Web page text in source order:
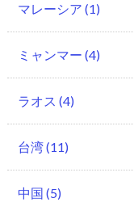
マレーシア (1)
ミャンマー (4)
ラオス (4)
台湾(11)
中国 (5)